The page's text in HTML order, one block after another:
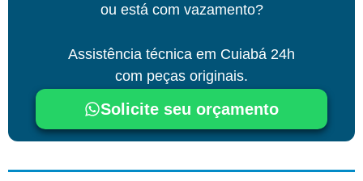
ou está com vazamento?
Assistência técnica em Cuiabá 24h
com peças originais.
Solicite seu orçamento